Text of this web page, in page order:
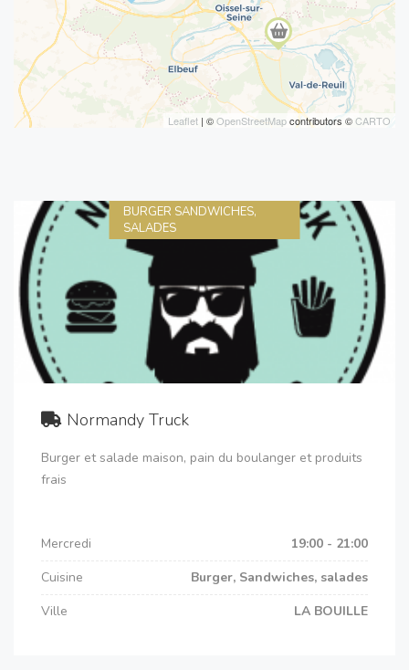
Leaflet | ©OpenStreetMapcontributors ©CARTO
BURGER SANDWICHES,
SALADES
Normandy Truck
Burger et salade maison, pain du boulanger et produits
frais
Mercredi
19:00 - 21:00
Cuisine
Burger, Sandwiches, salades
Ville
LA BOUILLE